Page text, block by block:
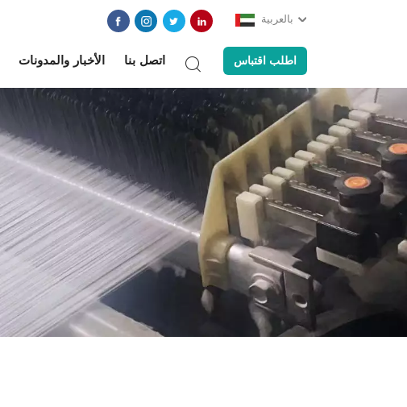
بالعربية
الأخبار والمدونات اتصل بنا اطلب اقتباس